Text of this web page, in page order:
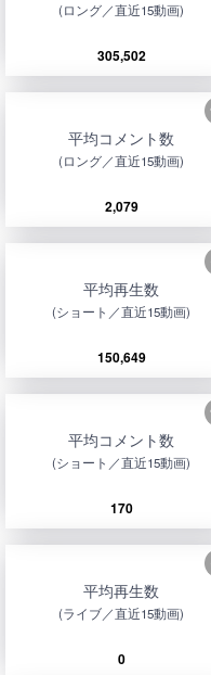
(ロング／直近15動画)
305,502
平均コメント数
(ロング／直近15動画)
2,079
平均再生数
(ショート／直近15動画)
150,649
平均コメント数
(ショート／直近15動画)
170
平均再生数
(ライブ／直近15動画)
0